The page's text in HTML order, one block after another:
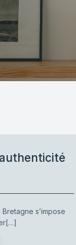
s’impose